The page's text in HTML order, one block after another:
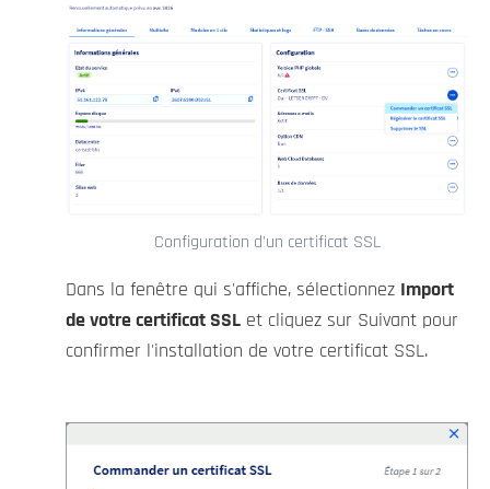
Configuration d'un certificat SSL
Dans la fenêtre qui s'affiche, sélectionnez Import
de votre certificat SSL et cliquez sur Suivant pour
confirmer l'installation de votre certificat SSL.